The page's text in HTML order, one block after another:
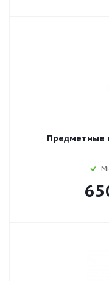
Предметные